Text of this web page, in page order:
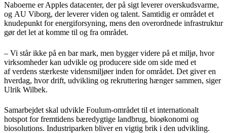
Naboerne er Apples datacenter, der på sigt leverer overskudsvarme,
og AU Viborg, der leverer viden og talent. Samtidig er området et
knudepunkt for energiforsyning, mens den overordnede infrastruktur
gør det let at komme til og fra området.
– Vi står ikke på en bar mark, men bygger videre på et miljø, hvor
virksomheder kan udvikle og producere side om side med et
af verdens stærkeste vidensmiljøer inden for området. Det giver en
hverdag, hvor drift, udvikling og rekruttering hænger sammen, siger
Ulrik Wilbek.
Samarbejdet skal udvikle Foulum-området til et internationalt
hotspot for fremtidens bæredygtige landbrug, bioøkonomi og
biosolutions. Industriparken bliver en vigtig brik i den udvikling.